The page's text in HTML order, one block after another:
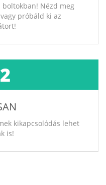
boltokban! Nézd meg
próbáld ki az
2
kikapcsolódás lehet
is!